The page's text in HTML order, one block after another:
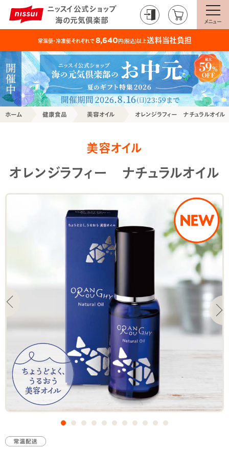
ニッスイ公式ショップ
海の元気倶楽部
メニュー
常温便・冷凍便それぞれで8,640円(税込)以上送料当社負担
ホーム 健康食品 美容オイル オレンジラフィー ナチュラルオイル
美容オイル
オレンジラフィー ナチュラルオイル